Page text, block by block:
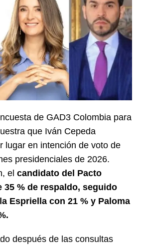
de GAD3 Colombia para
que Iván Cepeda
lugar en intención de voto de
presidenciales de 2026.
el candidato del Pacto
35 % de respaldo, seguido
Espriella con 21 % y Paloma
después de las consultas